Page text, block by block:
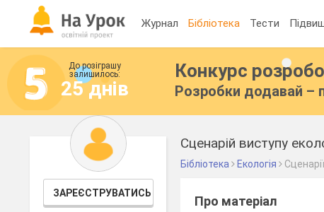
Журнал Бібліотека Тести
До розіграшу
залишилось:
25 днів
Конкурс
Розробки додавай –
ЗАРЕЄСТРУВАТИСЬ
Сценарій виступу
Бібліотека Екологія Сценарії
Про матеріал